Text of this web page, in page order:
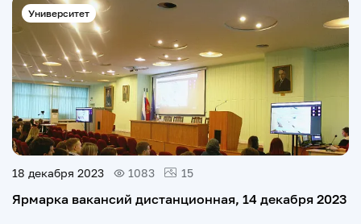
Университет
18 декабря 2023 1083 15
Ярмарка вакансий дистанционная, 14 декабря 2023